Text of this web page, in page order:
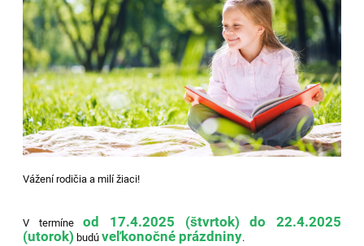
Vážení rodičia a milí žiaci!
V termíneod 17.4.2025 (štvrtok) do 22.4.2025
(utorok) budúveľkonočné prázdniny.